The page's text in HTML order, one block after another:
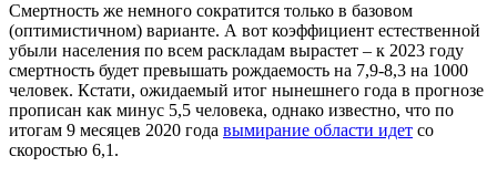
Смертность же немного сократится только в базовом
(оптимистичном) варианте. А вот коэффициент естественной
убыли населения по всем раскладам вырастет – к 2023 году
смертность будет превышать рождаемость на 7,9-8,3 на 1000
человек. Кстати, ожидаемый итог нынешнего года в прогнозе
прописан как минус 5,5 человека, однако известно, что по
итогам 9 месяцев 2020 года вымирание области идет со
скоростью 6,1.